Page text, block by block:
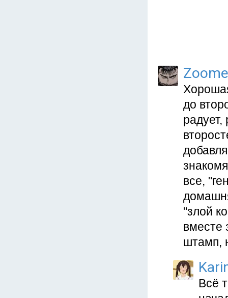
до
все,
"злой
вместе
штамп,
Всё